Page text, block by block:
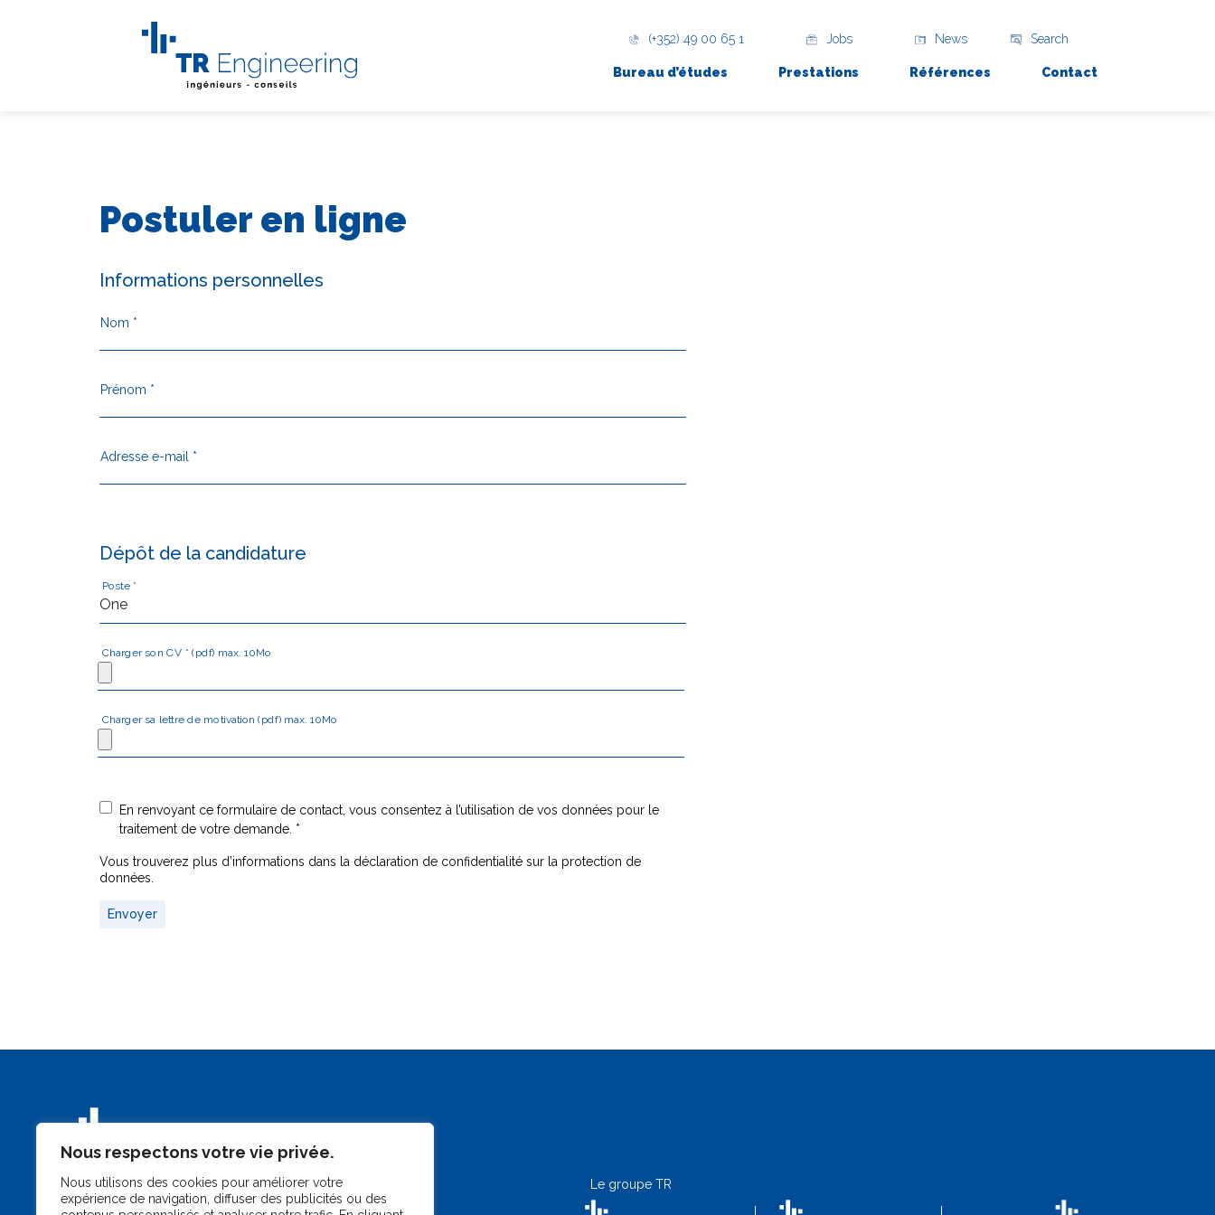
Nous respectons votre vie privée.
Nous utilisons des cookies pour améliorer votre
expérience de navigation, diffuser des publicités ou des
(+352) 49 00 65 1 Jobs News Search
Bureau d’études Prestations Références Contact
Postuler en ligne
Informations personnelles
Nom *
Prénom *
Adresse e-mail *
Dépôt de la candidature
Poste *
Charger son CV * (pdf) max. 10Mo
Charger sa lettre de motivation (pdf) max. 10Mo
En renvoyant ce formulaire de contact, vous consentez à l’utilisation de vos données pour le
traitement de votre demande. *
Vous trouverez plus d’informations dans la déclaration de confidentialité sur la protection de
données.
Envoyer
Le groupe TR